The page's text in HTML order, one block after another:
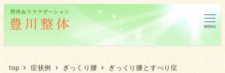
MENU
top 症状例 ぎっくり腰 ぎっくり腰とすべり症